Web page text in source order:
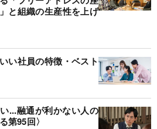
と組織の生産性を上げ
い社員の特徴・ベスト
...融通が利かない人の
第95回〉